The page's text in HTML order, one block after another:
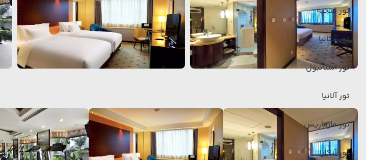
تور فتحیه
تور آنتالیا
تور استانبول
تور آلانیا
تور مارماریس
تور آنکارا